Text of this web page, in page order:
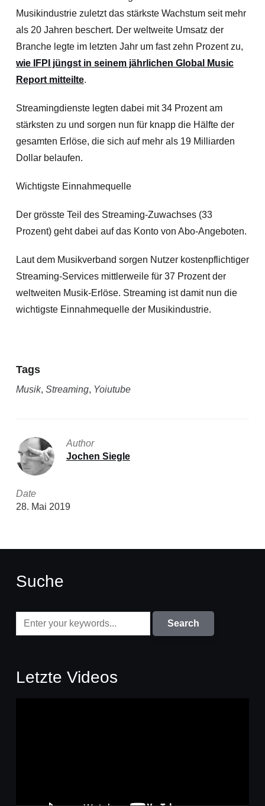
Musikindustrie zuletzt das stärkste Wachstum seit mehr
als 20 Jahren beschert. Der weltweite Umsatz der
Branche legte im letzten Jahr um fast zehn Prozent zu,
wie IFPI jüngst in seinem jährlichen Global Music
Report mitteilte.
Streamingdienste legten dabei mit 34 Prozent am
stärksten zu und sorgen nun für knapp die Hälfte der
gesamten Erlöse, die sich auf mehr als 19 Milliarden
Dollar belaufen.
Wichtigste Einnahmequelle
Der grösste Teil des Streaming-Zuwachses (33
Prozent) geht dabei auf das Konto von Abo-Angeboten.
Laut dem Musikverband sorgen Nutzer kostenpflichtiger
Streaming-Services mittlerweile für 37 Prozent der
weltweiten Musik-Erlöse. Streaming ist damit nun die
wichtigste Einnahmequelle der Musikindustrie.
Tags
Musik, Streaming, Yoiutube
Author
Jochen Siegle
Date
28. Mai 2019
Suche
Letzte Videos